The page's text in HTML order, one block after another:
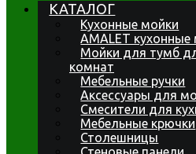
КАТАЛОГ
Кухонные мойки
AMALET кухонные
Мойки для тумб
комнат
Мебельные ручки
Аксессуары для
Смесители для
Мебельные крючки
Столешницы